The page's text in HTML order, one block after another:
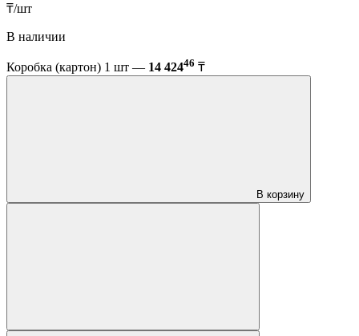
₸/шт
В наличии
Коробка (картон) 1 шт — 14 42446 ₸
В корзину